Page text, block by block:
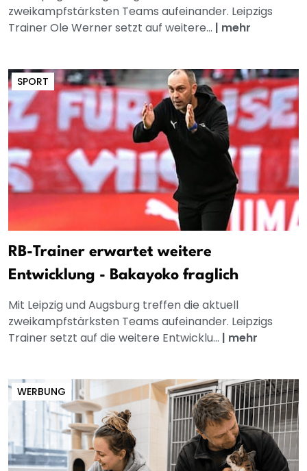
zweikampfstärksten Teams aufeinander. Leipzigs
Trainer Ole Werner setzt auf weitere... | mehr
SPORT
RB-Trainer erwartet weitere
Entwicklung - Bakayoko fraglich
Mit Leipzig und Augsburg treffen die aktuell
zweikampfstärksten Teams aufeinander. Leipzigs
Trainer setzt auf die weitere Entwicklu... | mehr
WERBUNG